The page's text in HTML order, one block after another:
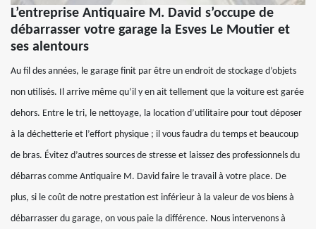
L’entreprise Antiquaire M. David s’occupe de
débarrasser votre garage la Esves Le Moutier et
ses alentours
Au fil des années, le garage finit par être un endroit de stockage d’objets
non utilisés. Il arrive même qu’il y en ait tellement que la voiture est garée
dehors. Entre le tri, le nettoyage, la location d’utilitaire pour tout déposer
à la déchetterie et l’effort physique ; il vous faudra du temps et beaucoup
de bras. Évitez d’autres sources de stresse et laissez des professionnels du
débarras comme Antiquaire M. David faire le travail à votre place. De
plus, si le coût de notre prestation est inférieur à la valeur de vos biens à
débarrasser du garage, on vous paie la différence. Nous intervenons à